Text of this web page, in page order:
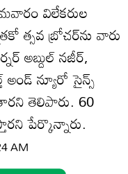
విలేకరుల
త్సవ బ్రోచర్‌ను వారు
అబ్దుల్‌ నజీర్‌,
న్యూరో సైన్స్‌
తెలిపారు. 60
పేర్కొన్నారు.
AM